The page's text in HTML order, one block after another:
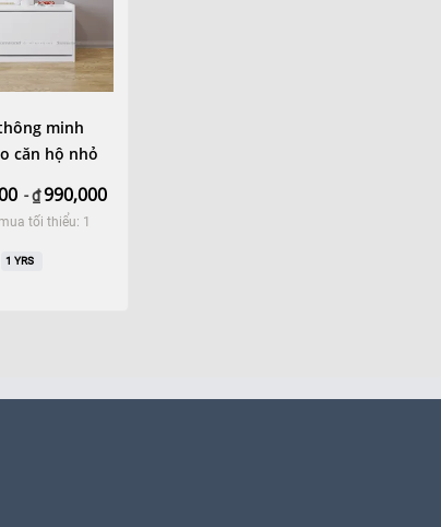
minh
căn hộ nhỏ
-₫ 990,000
tối thiểu: 1
1 YRS